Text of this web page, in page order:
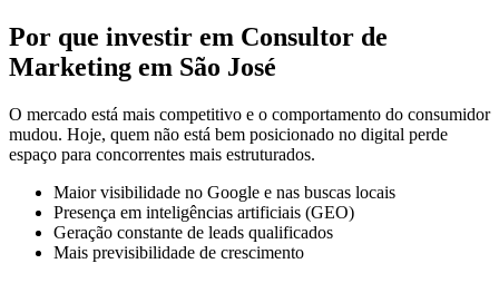
Por que investir em Consultor de
Marketing em São José
O mercado está mais competitivo e o comportamento do consumidor
mudou. Hoje, quem não está bem posicionado no digital perde
espaço para concorrentes mais estruturados.
Maior visibilidade no Google e nas buscas locais
Presença em inteligências artificiais (GEO)
Geração constante de leads qualificados
Mais previsibilidade de crescimento